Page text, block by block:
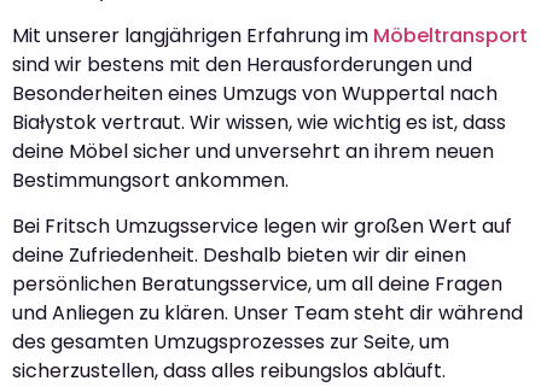
Mit unserer langjährigen Erfahrung im Möbeltransport
sind wir bestens mit den Herausforderungen und
Besonderheiten eines Umzugs von Wuppertal nach
Białystok vertraut. Wir wissen, wie wichtig es ist, dass
deine Möbel sicher und unversehrt an ihrem neuen
Bestimmungsort ankommen.
Bei Fritsch Umzugsservice legen wir großen Wert auf
deine Zufriedenheit. Deshalb bieten wir dir einen
persönlichen Beratungsservice, um all deine Fragen
und Anliegen zu klären. Unser Team steht dir während
des gesamten Umzugsprozesses zur Seite, um
sicherzustellen, dass alles reibungslos abläuft.